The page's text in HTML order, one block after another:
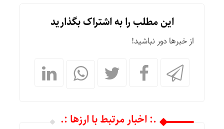
این مطلب را به اشتراک بگذارید
از خبرها دور نباشید!
.: اخبار مرتبط با ارزها :.